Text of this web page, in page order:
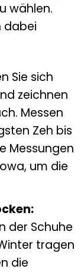
wählen.
dabei
Sie sich
zeichnen
Messen
Zeh bis
Messungen
um die
der Schuhe
tragen
die